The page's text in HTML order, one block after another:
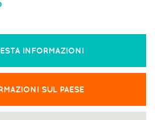
INFORMAZIONI
SUL PAESE